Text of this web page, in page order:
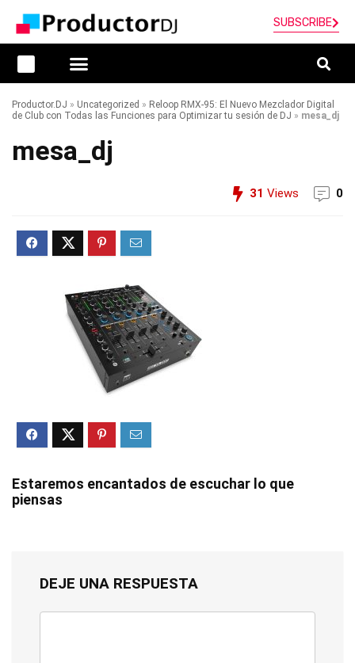
SUBSCRIBE
Productor.DJ » Uncategorized » Reloop RMX-95: El Nuevo Mezclador Digital
de Club con Todas las Funciones para Optimizar tu sesión de DJ » mesa_dj
mesa_dj
31 Views 0
Estaremos encantados de escuchar lo que
piensas
DEJE UNA RESPUESTA